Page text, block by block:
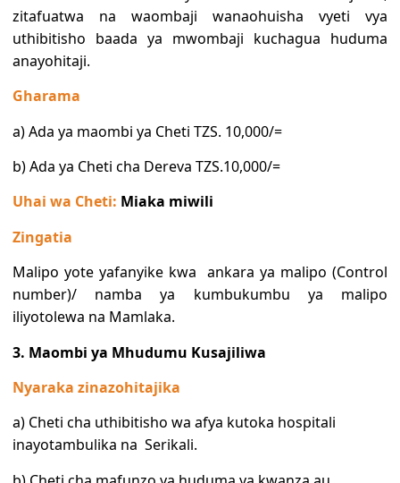
zitafuatwa na waombaji wanaohuisha vyeti vya
uthibitisho baada ya mwombaji kuchagua huduma
anayohitaji.
Gharama
a) Ada ya maombi ya Cheti TZS. 10,000/=
b) Ada ya Cheti cha Dereva TZS.10,000/=
Uhai wa Cheti: Miaka miwili
Zingatia
Malipo yote yafanyike kwa ankara ya malipo (Control
number)/ namba ya kumbukumbu ya malipo
iliyotolewa na Mamlaka.
3. Maombi ya Mhudumu Kusajiliwa
Nyaraka zinazohitajika
a) Cheti cha uthibitisho wa afya kutoka hospitali
inayotambulika na Serikali.